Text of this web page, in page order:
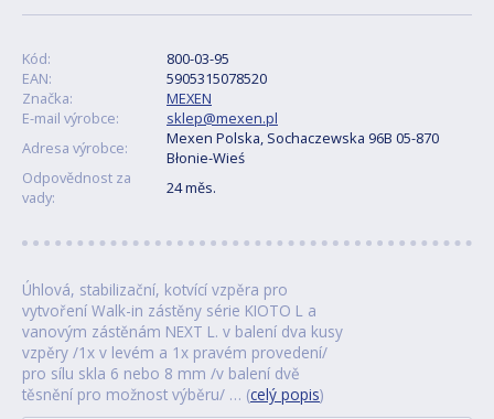
Kód:
800-03-95
EAN:
5905315078520
Značka:
MEXEN
E-mail výrobce:
sklep@mexen.pl
Adresa výrobce:
Mexen Polska, Sochaczewska 96B 05-870
Błonie-Wieś
Odpovědnost za
vady:
24 měs.
Úhlová, stabilizační, kotvící vzpěra pro
vytvoření Walk-in zástěny série KIOTO L a
vanovým zástěnám NEXT L. v balení dva kusy
vzpěry /1x v levém a 1x pravém provedení/
pro sílu skla 6 nebo 8 mm /v balení dvě
těsnění pro možnost výběru/ … (celý popis)